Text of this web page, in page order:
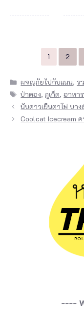
1 2
Categories
ผจญภัยไปกับแนน, ร
Tags
ป่าตอง,ภูเก็ต,อาหา
นับดาวเย็นตาโฟ บาง
Coolcat Icecream ค
----